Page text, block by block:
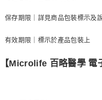
保存期限｜詳見商品包裝標示及
有效期限｜標示於產品包裝上
【Microlife 百略醫學 電